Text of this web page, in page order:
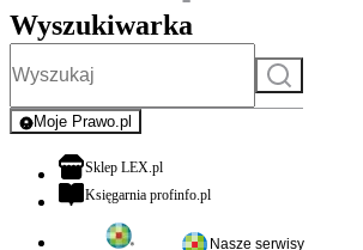
Wyszukiwarka
Szukaj
Moje Prawo.pl
- rejestracja i logowanie do serwisu
Sklep LEX.plotwiera się w nowej karcie
Księgarnia profinfo.plotwiera się w nowej karcie
Nasze serwisy